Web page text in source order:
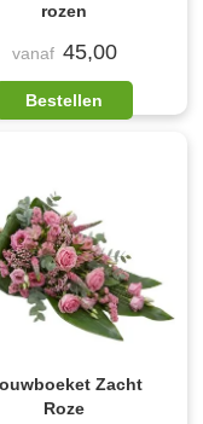
rozen
vanaf 45,00
Bestellen
Zacht
Roze